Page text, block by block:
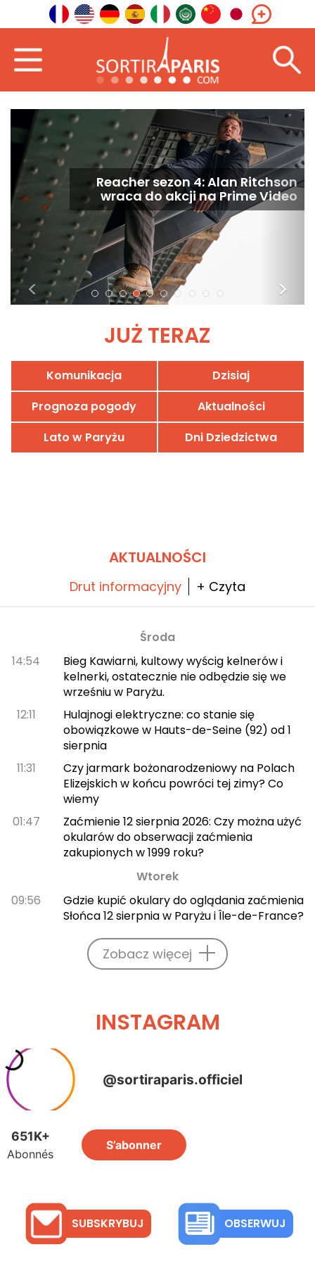
Reacher sezon 4: Alan Ritchson
wraca do akcji na Prime Video
<
>
JUŻ TERAZ
Komunikacja
Dzisiaj
Prognoza pogody
Aktualności
Lato w Paryżu
Dni Dziedzictwa
AKTUALNOŚCI
Drut informacyjny + Czyta
Środa
14:54
Bieg Kawiarni, kultowy wyścig kelnerów i
kelnerki, ostatecznie nie odbędzie się we
wrześniu w Paryżu.
12:11
Hulajnogi elektryczne: co stanie się
obowiązkowe w Hauts-de-Seine (92) od 1
sierpnia
11:31
Czy jarmark bożonarodzeniowy na Polach
Elizejskich w końcu powróci tej zimy? Co
wiemy
01:47
Zaćmienie 12 sierpnia 2026: Czy można użyć
okularów do obserwacji zaćmienia
zakupionych w 1999 roku?
Wtorek
09:56
Gdzie kupić okulary do oglądania zaćmienia
Słońca 12 sierpnia w Paryżu i Île-de-France?
Zobacz więcej
INSTAGRAM
SUBSKRYBUJ OBSERWUJ